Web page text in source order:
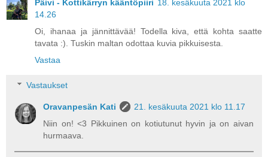
Päivi - Kottikärryn kääntöpiiri 18. kesäkuuta 2021 klo
14.26
Oi, ihanaa ja jännittävää! Todella kiva, että kohta saatte
tavata :). Tuskin maltan odottaa kuvia pikkuisesta.
Vastaa
Vastaukset
Oravanpesän Kati
21. kesäkuuta 2021 klo 11.17
Niin on! <3 Pikkuinen on kotiutunut hyvin ja on aivan
hurmaava.